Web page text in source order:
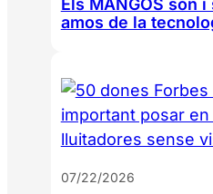
Els MANGOS són
amos de la
07/22/2026